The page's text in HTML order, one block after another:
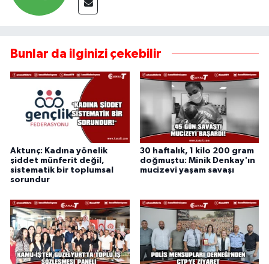
Bunlar da ilginizi çekebilir
Aktunç: Kadına yönelik
şiddet münferit değil,
sistematik bir toplumsal
sorundur
30 haftalık, 1 kilo 200 gram
doğmuştu: Minik Denkay'ın
mucizevi yaşam savaşı